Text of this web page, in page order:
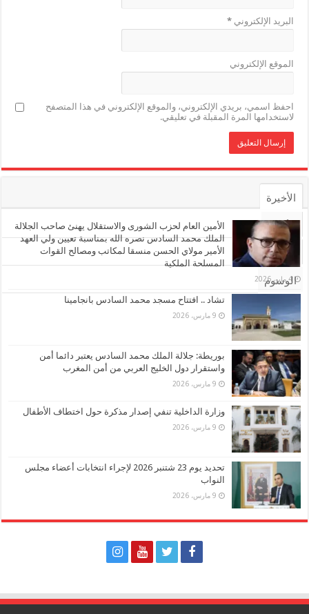
البريد الإلكتروني*
الموقع الإلكتروني
احفظ اسمي، بريدي الإلكتروني، والموقع الإلكتروني في هذا المتصفح
لاستخدامها المرة المقبلة في تعليقي.
الأخيرة
الأشهر
تعليقات
الوسوم
الأمين العام لحزب الشورى والاستقلال يهنئ صاحب الجلالة
الملك محمد السادس نصره الله بمناسبة تعيين ولي العهد
الأمير مولاي الحسن منسقا لمكاتب ومصالح القوات
المسلحة الملكية
4 مايو، 2026
تشاد .. افتتاح مسجد محمد السادس بانجامينا
9 مارس، 2026
بوريطة: جلالة الملك محمد السادس يعتبر دائما أمن
واستقرار دول الخليج العربي من أمن المغرب
9 مارس، 2026
وزارة الداخلية تنفي إصدار مذكرة حول اختطاف الأطفال
9 مارس، 2026
تحديد يوم 23 شتنبر 2026 لإجراء انتخابات أعضاء مجلس
النواب
9 مارس، 2026